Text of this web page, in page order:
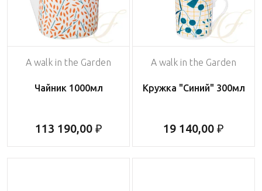
A walk in the Garden
Чайник 1000мл
113 190,00 ₽
A walk in the Garden
Кружка "Синий" 300мл
19 140,00 ₽